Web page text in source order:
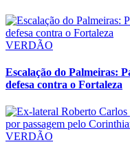
VERDÃO
Escalação do Palmeiras:
defesa contra o Fortaleza
VERDÃO